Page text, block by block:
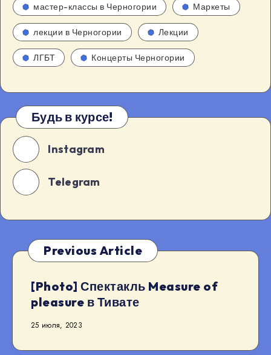
мастер-классы в Черногории Маркеты
лекции в Черногории Лекции
ЛГБТ Концерты Черногории
Будь в курсе!
Instagram
Telegram
Previous Article
[Photo] Спектакль Measure of
pleasure в Тивате
25 июля, 2023